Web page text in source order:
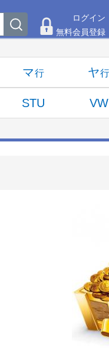
ログイン
無料会員登録
マ ヤ
STU VW